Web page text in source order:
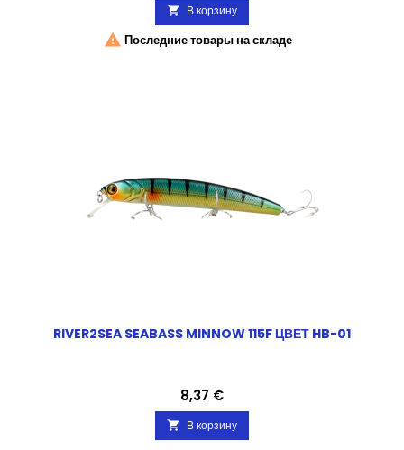
 В корзину
 Последние товары на складе
RIVER2SEA SEABASS MINNOW 115F ЦВЕТ HB-01
Цена
8,37 €
 В корзину